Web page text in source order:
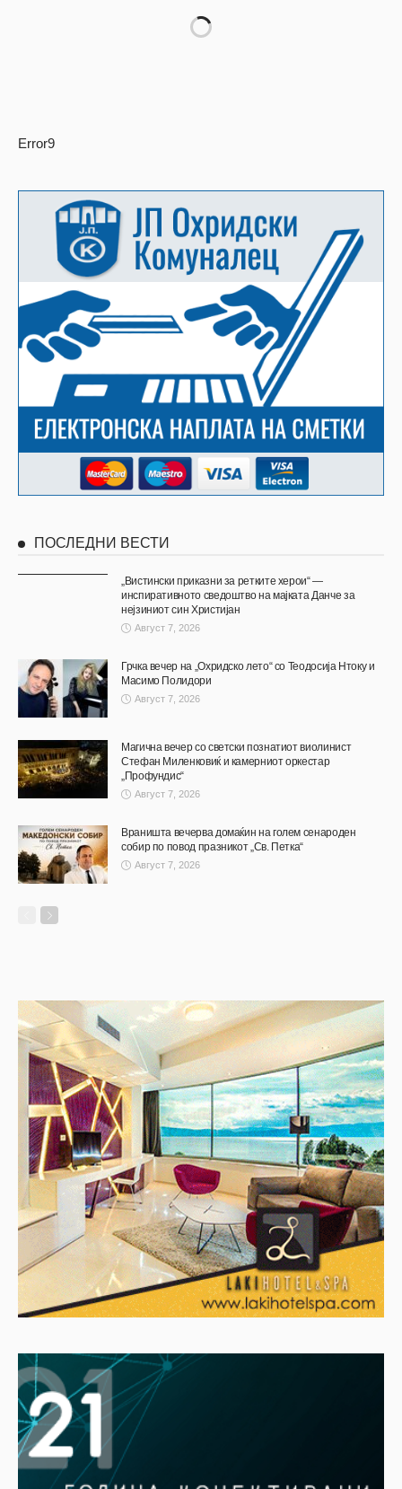
Error9
ПОСЛЕДНИ ВЕСТИ
„Вистински приказни за ретките херои“ —
инспиративното сведоштво на мајката Данче за
нејзиниот син Христијан
Август 7, 2026
Грчка вечер на „Охридско лето“ со Теодосија Нтоку и
Масимо Полидори
Август 7, 2026
Магична вечер со светски познатиот виолинист
Стефан Миленковиќ и камерниот оркестар
„Профундис“
Август 7, 2026
Враништа вечерва домаќин на голем сенароден
собир по повод празникот „Св. Петка“
Август 7, 2026